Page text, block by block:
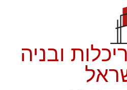
ובניה